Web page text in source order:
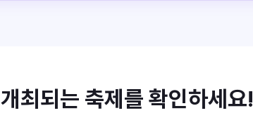
개최되는 축제를 확인하세요!